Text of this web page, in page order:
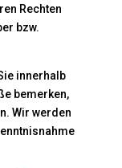
Rechten
bzw.
innerhalb
bemerken,
Wir werden